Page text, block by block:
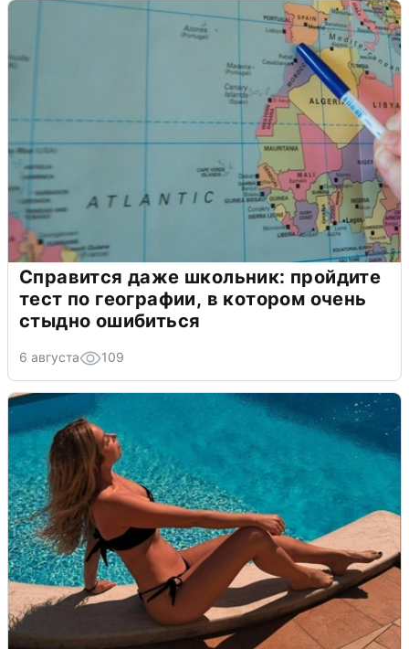
Справится даже школьник: пройдите
тест по географии, в котором очень
стыдно ошибиться
6 августа 109